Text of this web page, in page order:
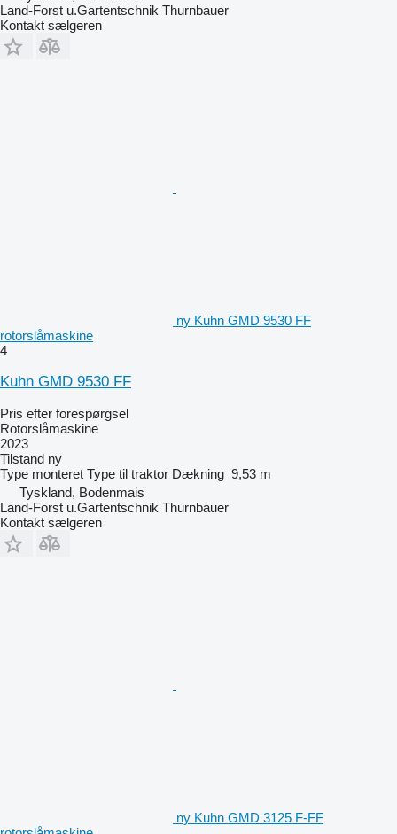
Land-Forst u.Gartentschnik Thurnbauer
Kontakt sælgeren
ny Kuhn GMD 9530 FF
rotorslåmaskine
4
Kuhn GMD 9530 FF
Pris efter forespørgsel
Rotorslåmaskine
2023
Tilstand ny
Type monteret Type til traktor Dækning 9,53 m
Tyskland, Bodenmais
Land-Forst u.Gartentschnik Thurnbauer
Kontakt sælgeren
ny Kuhn GMD 3125 F-FF